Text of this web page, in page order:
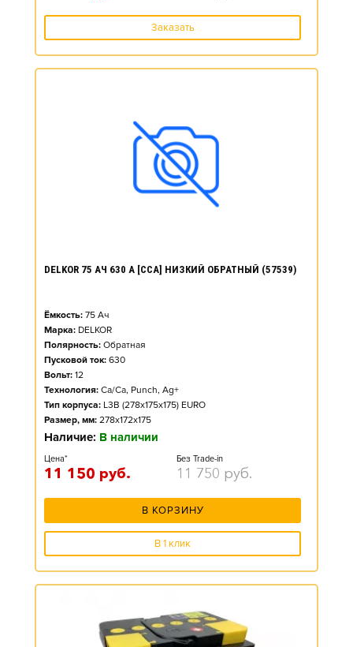
Заказать
DELKOR 75 АЧ 630 А [CCA] НИЗКИЙ ОБРАТНЫЙ (57539)
Ёмкость: 75 Ач
Марка: DELKOR
Полярность: Обратная
Пусковой ток: 630
Вольт: 12
Технология: Ca/Ca, Punch, Ag+
Тип корпуса: L3B (278x175x175) EURO
Размер, мм: 278x172x175
Наличие: В наличии
Цена*
11 150 руб.
Без Trade-in
11 750 руб.
В КОРЗИНУ
В 1 клик